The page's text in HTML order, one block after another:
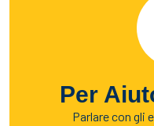
Per
Parlare con gli